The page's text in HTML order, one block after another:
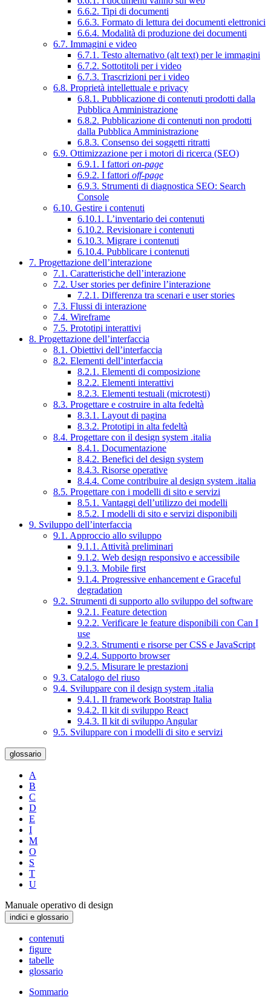
6.6.2. Tipi di documenti
6.6.3. Formato di lettura dei documenti elettronici
6.6.4. Modalità di produzione dei documenti
6.7. Immagini e video
6.7.1. Testo alternativo (alt text) per le immagini
6.7.2. Sottotitoli per i video
6.7.3. Trascrizioni per i video
6.8. Proprietà intellettuale e privacy
6.8.1. Pubblicazione di contenuti prodotti dalla
Pubblica Amministrazione
6.8.2. Pubblicazione di contenuti non prodotti
dalla Pubblica Amministrazione
6.8.3. Consenso dei soggetti ritratti
6.9. Ottimizzazione per i motori di ricerca (SEO)
6.9.1. I fattori on-page
6.9.2. I fattori off-page
6.9.3. Strumenti di diagnostica SEO: Search
Console
6.10. Gestire i contenuti
6.10.1. L’inventario dei contenuti
6.10.2. Revisionare i contenuti
6.10.3. Migrare i contenuti
6.10.4. Pubblicare i contenuti
7. Progettazione dell’interazione
7.1. Caratteristiche dell’interazione
7.2. User stories per definire l’interazione
7.2.1. Differenza tra scenari e user stories
7.3. Flussi di interazione
7.4. Wireframe
7.5. Prototipi interattivi
8. Progettazione dell’interfaccia
8.1. Obiettivi dell’interfaccia
8.2. Elementi dell’interfaccia
8.2.1. Elementi di composizione
8.2.2. Elementi interattivi
8.2.3. Elementi testuali (microtesti)
8.3. Progettare e costruire in alta fedeltà
8.3.1. Layout di pagina
8.3.2. Prototipi in alta fedeltà
8.4. Progettare con il design system .italia
8.4.1. Documentazione
8.4.2. Benefici del design system
8.4.3. Risorse operative
8.4.4. Come contribuire al design system .italia
8.5. Progettare con i modelli di sito e servizi
8.5.1. Vantaggi dell’utilizzo dei modelli
8.5.2. I modelli di sito e servizi disponibili
9. Sviluppo dell’interfaccia
9.1. Approccio allo sviluppo
9.1.1. Attività preliminari
9.1.2. Web design responsivo e accessibile
9.1.3. Mobile first
9.1.4. Progressive enhancement e Graceful
degradation
9.2. Strumenti di supporto allo sviluppo del software
9.2.1. Feature detection
9.2.2. Verificare le feature disponibili con Can I
use
9.2.3. Strumenti e risorse per CSS e JavaScript
9.2.4. Supporto browser
9.2.5. Misurare le prestazioni
9.3. Catalogo del riuso
9.4. Sviluppare con il design system .italia
9.4.1. Il framework Bootstrap Italia
9.4.2. Il kit di sviluppo React
9.4.3. Il kit di sviluppo Angular
9.5. Sviluppare con i modelli di sito e servizi
glossario
A
B
C
D
E
I
M
O
S
T
U
Manuale operativo di design
indici e glossario
contenuti
figure
tabelle
glossario
Sommario